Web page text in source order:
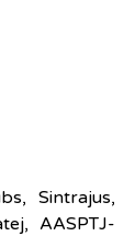
Sintrajus,
AASPTJ-